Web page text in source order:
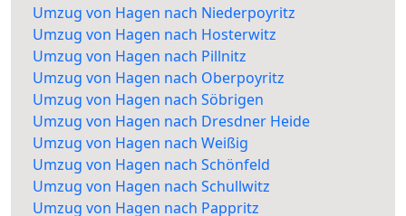
Umzug von Hagen nach Niederpoyritz
Umzug von Hagen nach Hosterwitz
Umzug von Hagen nach Pillnitz
Umzug von Hagen nach Oberpoyritz
Umzug von Hagen nach Söbrigen
Umzug von Hagen nach Dresdner Heide
Umzug von Hagen nach Weißig
Umzug von Hagen nach Schönfeld
Umzug von Hagen nach Schullwitz
Umzug von Hagen nach Pappritz